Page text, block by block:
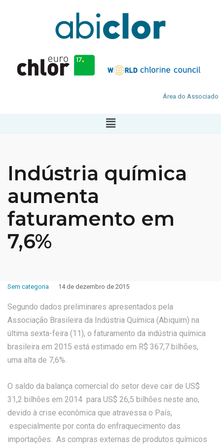
Área do Associado
Indústria química
aumenta
faturamento em
7,6%
Sem categoria 14 de dezembro de 2015
Segundo dados preliminares apresentados pela
Associação Brasileira da Indústria Química (Abiquim) na
última sexta-feira (11), o faturamento da indústria química
brasileira em 2015 está estimado em R$ 367,7 bilhões,
uma alta de 7,6%.
O saldo da balança comercial do setor deve cair de US$
31,2 bilhões em 2014 para US$ 26,5 bilhões neste ano,
devido à crise econômica que atravessa o País,
especialmente por conta do enfraquecimento das
importações. As compras externas de produtos químicos